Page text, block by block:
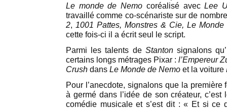
Le monde de Nemo coréalisé avecLee
travaillé comme co-scénariste sur de
2, 1001 Pattes, Monstres & Cie, Le Monde
cette fois-ci il a écrit seul le script.
Parmi les talents de Stantonsignalons
certains longs métrages Pixar : l’Empereur
Crush dans Le Monde de Nemo et la voiture
Pour l’anecdote, signalons que la
à germé dans l’idée de son créateur,
comédie musicale et s’est dit : « Et si ce